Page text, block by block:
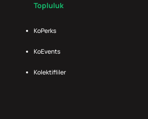
Topluluk
KoPerks
KoEvents
Kolektifliler